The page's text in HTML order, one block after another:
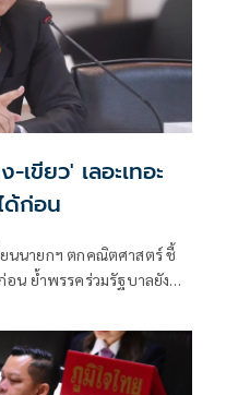
ขียว' เลอะเทอะ
ด้ก่อน
นนายกฯ ตกคณิตศาสตร์ ชี้
อน ย้ำพรรคร่วมรัฐบาลยัง